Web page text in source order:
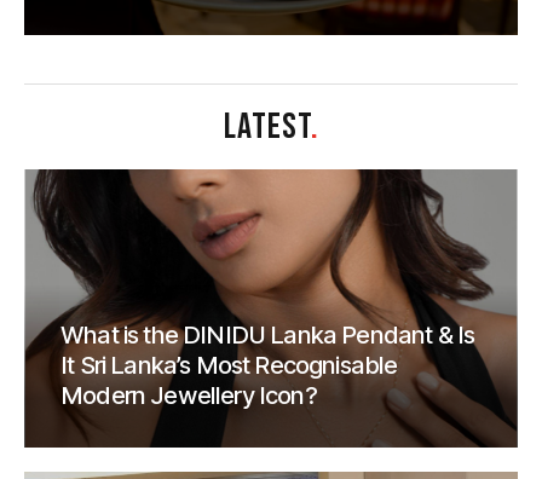
LATEST.
What is the DINIDU Lanka Pendant & Is
It Sri Lanka’s Most Recognisable
Modern Jewellery Icon?